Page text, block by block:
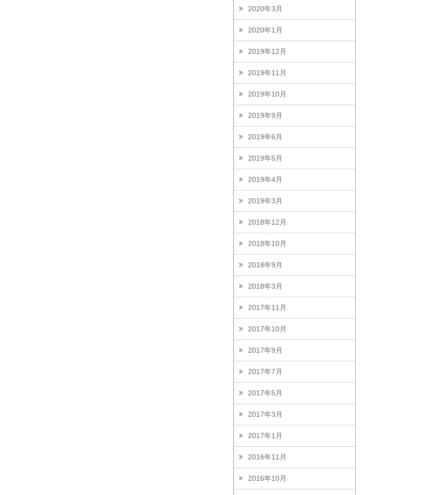
2020年3月
2020年1月
2019年12月
2019年11月
2019年10月
2019年9月
2019年6月
2019年5月
2019年4月
2019年3月
2018年12月
2018年10月
2018年9月
2018年3月
2017年11月
2017年10月
2017年9月
2017年7月
2017年5月
2017年3月
2017年1月
2016年11月
2016年10月